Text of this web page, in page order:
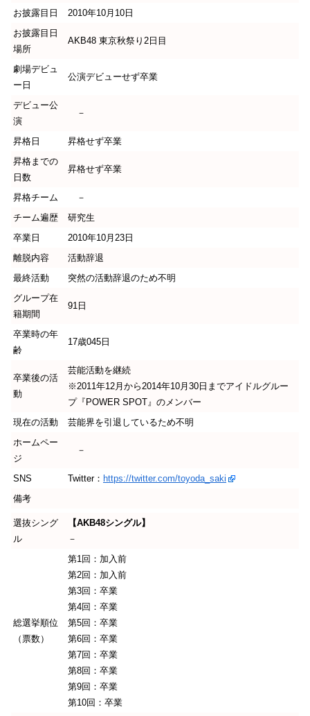
お披露目日
2010年10月10日
お披露目日
場所
AKB48 東京秋祭り2日目
劇場デビュ
ー日
公演デビューせず卒業
デビュー公
演
－
昇格日
昇格せず卒業
昇格までの
日数
昇格せず卒業
昇格チーム
－
チーム遍歴
研究生
卒業日
2010年10月23日
離脱内容
活動辞退
最終活動
突然の活動辞退のため不明
グループ在
籍期間
91日
卒業時の年
齢
17歳045日
卒業後の活
動
芸能活動を継続
※2011年12月から2014年10月30日までアイドルグルー
プ『POWER SPOT』のメンバー
現在の活動
芸能界を引退しているため不明
ホームペー
ジ
－
SNS Twitter： https://twitter.com/toyoda_saki
備考
選抜シング
ル
【AKB48シングル】
－
総選挙順位
（票数）
第1回：加入前
第2回：加入前
第3回：卒業
第4回：卒業
第5回：卒業
第6回：卒業
第7回：卒業
第8回：卒業
第9回：卒業
第10回：卒業